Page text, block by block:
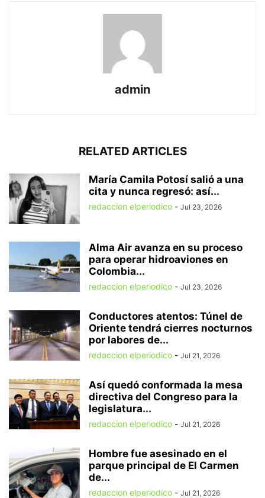
admin
RELATED ARTICLES
María Camila Potosí salió a una
cita y nunca regresó: así...
redaccion elperiodico - Jul 23, 2026
Alma Air avanza en su proceso
para operar hidroaviones en
Colombia...
redaccion elperiodico - Jul 23, 2026
Conductores atentos: Túnel de
Oriente tendrá cierres nocturnos
por labores de...
redaccion elperiodico - Jul 21, 2026
Así quedó conformada la mesa
directiva del Congreso para la
legislatura...
redaccion elperiodico - Jul 21, 2026
Hombre fue asesinado en el
parque principal de El Carmen
de...
redaccion elperiodico - Jul 21, 2026